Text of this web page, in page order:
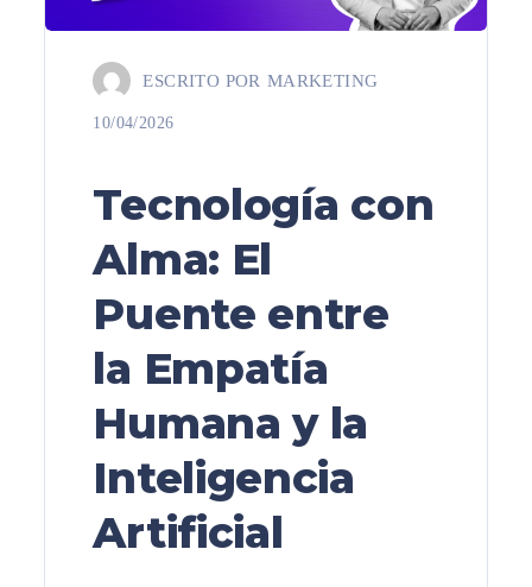
ESCRITO POR MARKETING
10/04/2026
Tecnología con
Alma: El
Puente entre
la Empatía
Humana y la
Inteligencia
Artificial